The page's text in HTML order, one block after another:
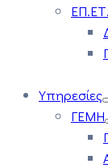
Υπηρεσίες
ΓΕΜΗ